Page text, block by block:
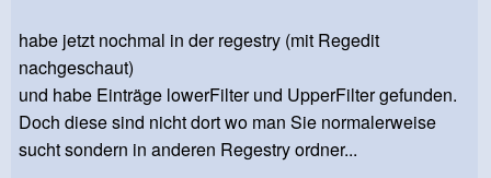
habe jetzt nochmal in der regestry (mit Regedit
nachgeschaut)
und habe Einträge lowerFilter und UpperFilter gefunden.
Doch diese sind nicht dort wo man Sie normalerweise
sucht sondern in anderen Regestry ordner...